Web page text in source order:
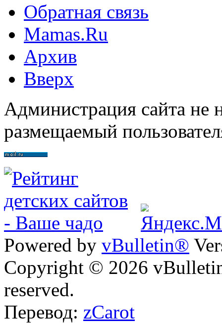
Обратная связь
Mamas.Ru
Архив
Вверх
Администрация сайта не
размещаемый
Powered by vBulletin®
Copyright © 2026
reserved.
Перевод: zCarot